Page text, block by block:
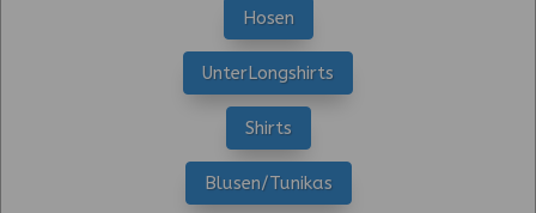
Hosen
UnterLongshirts
Shirts
Blusen/Tunikas